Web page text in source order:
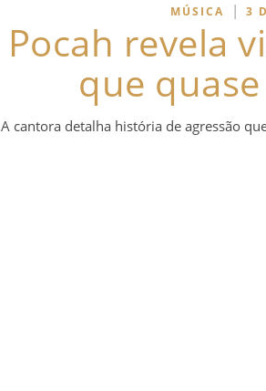
MÚSICA | 3
Pocah revela
que
A cantora detalha história de agressão